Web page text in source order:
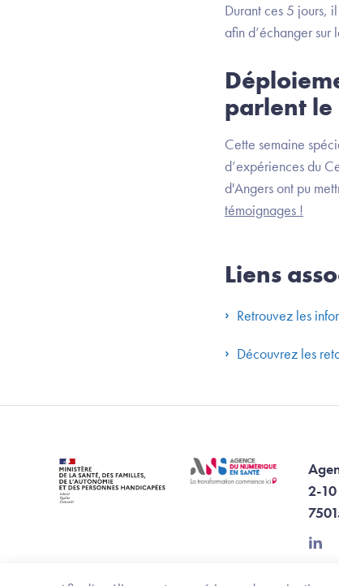
Durant ces 5 jours,
afin d’échanger
parlent
Cette semaine
d’expériences du
d'Angers ont pu
témoignages !
Liens
Retrouvez les
Découvrez les
2-